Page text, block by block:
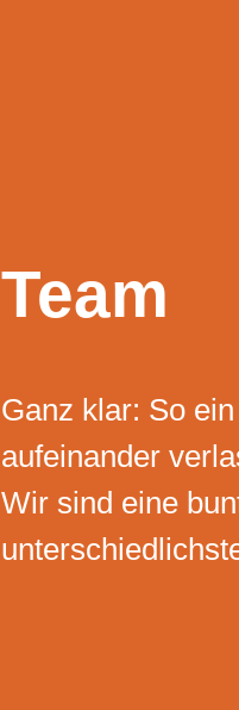
Team
Ganz klar: So
aufeinander
Wir sind eine